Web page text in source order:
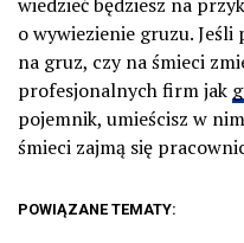
o wywiezienie gruzu.
na gruz, czy na śmieci
profesjonalnych firm jak
pojemnik, umieścisz w
śmieci zajmą się
POWIĄZANE TEMATY: